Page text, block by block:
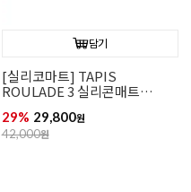
담기
[실리코마트] TAPIS
ROULADE 3 실리콘매트
29% 29,800원
42,000원